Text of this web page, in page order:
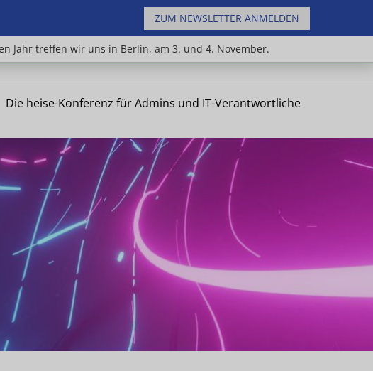
ZUM NEWSLETTER ANMELDEN
Jahr treffen wir uns in Berlin, am 3. und 4. November.
nächsten Jahr treffen wir uns in Berlin, am 3. und 4.
Die heise-Konferenz für Admins und IT-Verantwortliche